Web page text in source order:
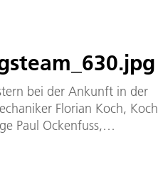
bei der Ankunft in der
Florian Koch, Koch
Paul Ockenfuss,